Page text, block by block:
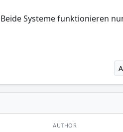
Systeme funktionieren
AUTHOR